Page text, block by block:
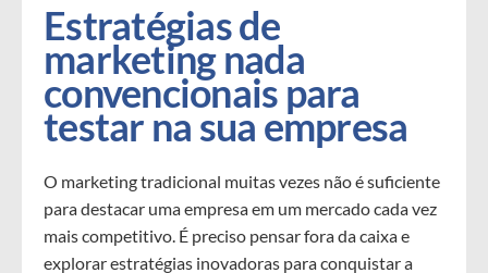
Estratégias de
marketing nada
convencionais para
testar na sua empresa
O marketing tradicional muitas vezes não é suficiente
para destacar uma empresa em um mercado cada vez
mais competitivo. É preciso pensar fora da caixa e
explorar estratégias inovadoras para conquistar a